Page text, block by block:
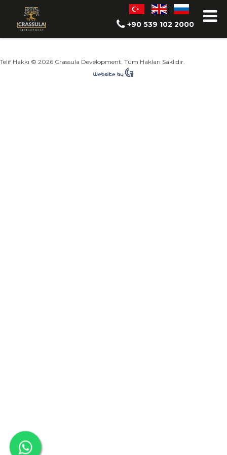
+90 539 102 2000
Kategori bulunamadı
Telif Hakkı © 2026 Crassula Development. Tüm Hakları Saklıdır.